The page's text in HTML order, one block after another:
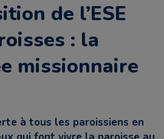
de l’ESE
: la
missionnaire
à tous les paroissiens en